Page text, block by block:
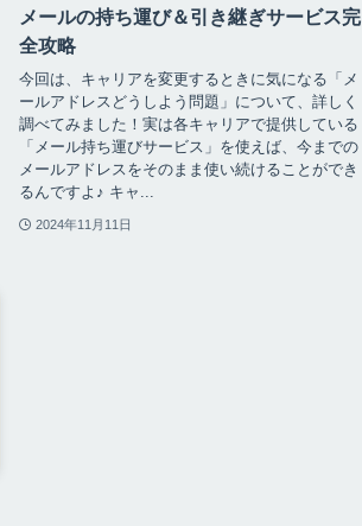
メールの持ち運び＆引き継ぎサービス完
全攻略
今回は、キャリアを変更するときに気になる「メ
ールアドレスどうしよう問題」について、詳しく
調べてみました！実は各キャリアで提供している
「メール持ち運びサービス」を使えば、今までの
メールアドレスをそのまま使い続けることができ
るんですよ♪ キャ...
2024年11月11日